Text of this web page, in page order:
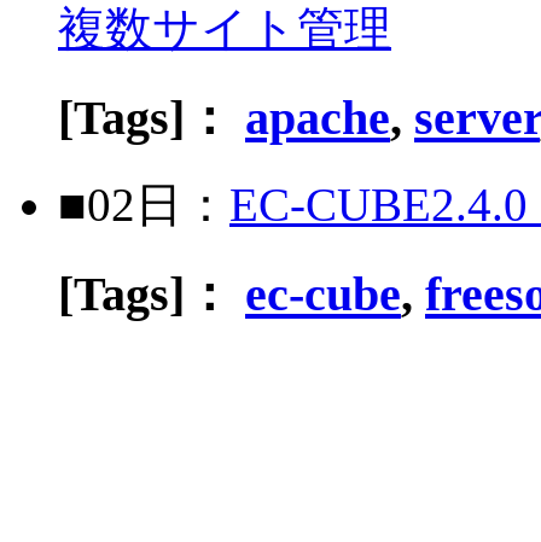
複数サイト管理
[Tags]： apache, server
■02日： EC-
[Tags]： ec-cube,